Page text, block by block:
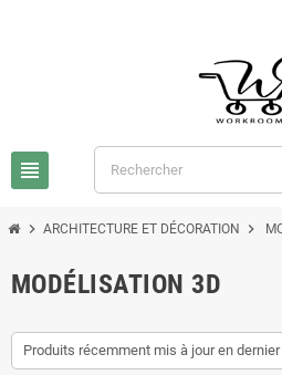
view_headline
chevron_right ARCHITECTURE ET DÉCORATION chevron_right
MODÉLISATION 3D
Produits récemment mis à jour en dernier